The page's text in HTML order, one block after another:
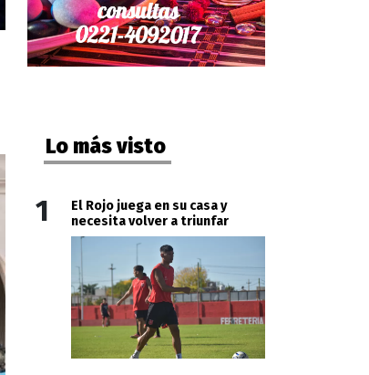
Lo más visto
1
El Rojo juega en su casa y
necesita volver a triunfar